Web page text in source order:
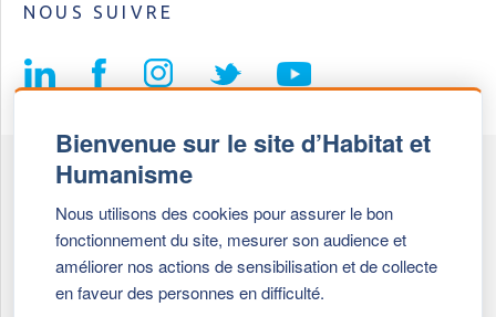
Bienvenue sur le site d’Habitat et
Humanisme
Nous utilisons des cookies pour assurer le bon
fonctionnement du site, mesurer son audience et
améliorer nos actions de sensibilisation et de collecte
en faveur des personnes en difficulté.
NOUS SUIVRE
69647 Caluire et Cuire cedex
+ 33 (0)4 72 27 42 58